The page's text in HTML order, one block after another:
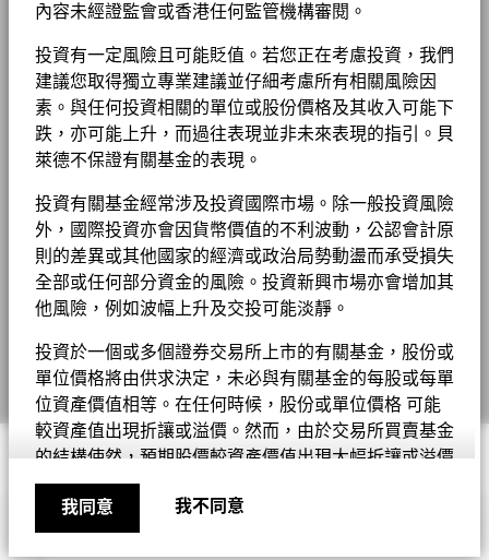
內容未經證監會或香港任何監管機構審閱。
投資有一定風險且可能貶值。若您正在考慮投資，我們
建議您取得獨立專業建議並仔細考慮所有相關風險因
素。與任何投資相關的單位或股份價格及其收入可能下
跌，亦可能上升，而過往表現並非未來表現的指引。貝
萊德不保證有關基金的表現。
投資有關基金經常涉及投資國際市場。除一般投資風險
外，國際投資亦會因貨幣價值的不利波動，公認會計原
則的差異或其他國家的經濟或政治局勢動盪而承受損失
全部或任何部分資金的風險。投資新興市場亦會增加其
他風險，例如波幅上升及交投可能淡靜。
投資於一個或多個證券交易所上市的有關基金，股份或
單位價格將由供求決定，未必與有關基金的每股或每單
位資產價值相等。在任何時候，股份或單位價格 可能
較資產值出現折讓或溢價。然而，由於交易所買賣基金
的結構使然，預期股價較資產價值出現大幅折讓或溢價
不會長期存在。任何預測或例子（包括其中使用的 計
算方法）僅作說明之用，並不保證準確或完整。請注意
股份或單位僅限於註冊為參與證券商之人士或實體進行
我同意 我不同意
年度
回報
(%)
HKD
41.15 11.26 26.68 -24.12
參考
指標
EUR
表現已扣除持續徵收的收費，惟不包括認購和贖回費用。
往績並非未來表現的指引。投資者或未能取回投資的全部本金。
表現按該時期的資產淨值計算，股息再作投資。表現數據已扣除費
用。
有關數據顯示本基金的股份類別在所示時期內的價值的上升或下跌
幅度。表現按相關股份類別的貨幣計算，包括持續徵收的收費及稅
若未有顯示往績，代表該時期並無充份數據以提供表現。
管理費 (部分基金/股份類別包括
最低首次投資額
USD 5000
收入用途
累積
監管制度
UCITS
交易頻率
每日
SEDOL
BYSZ123
有關費用詳情, 請參閱基金章程。
所示日期並可予更改。
投資或會更改
顯示全部
負比重可能是因特定情況（包括基金購入證券的交易和結算日時
差）及／或為增加或減少市場風險及／或風險管理而利用若干金融
工具（包括衍生工具）所致。投資分佈或會更改。 由於四捨五
入，總額可能不等於100%。
除特別註明外，所有資料截至月底。
截至 2026年7月17日
MSCI ESG 品質得分 (0-10)
截至 2026年7月17日
7.81
基金 Lipper 全球分類
截至 2026年7月17日
Equity Europe
MSCI 加權平均碳密度 （噸 每百
萬美元銷售額之二氧化碳等量）
截至 2026年7月17日
MSCI ESG % 涵蓋範圍
截至 2026年7月17日
99.19
百分位數
截至 2026年7月17日
同類基金組別
截至 2026年7月17日
1,316
截至 2026年7月17日
截至 2026年6月30日
MSCI－煙草
截至 2026年6月30日
0.00%
MSCI－聯合國全球契約違反者
截至 2026年6月30日
0.00%
MSCI－動力煤
截至 2026年6月30日
0.00%
MSCI－油砂
截至 2026年6月30日
0.00%
業務參與涵蓋範圍
截至 2026年6月30日
99.61%
未涵蓋的基金百分比
截至 2026年6月30日
0.36%
如上所示，貝萊德 (BlackRock) 在動力煤和油砂的業務參與部位係
根據 MSCI ESG Research 的定義，針對在動力煤或油砂產生 5%
以上收入的公司進行計算及報告。根據 MSCI ESG Research 的定
BGF股息組成資料 (每月)
貝萊德全球基金 - 最新每季派息
貝萊德全球基金 - 最新每月派息
BGF股息組成資料 (每季)
貝萊德全球基金年報及賬目 - 只提供英文版本
貝萊德全球基金中期報告及賬目 - 只提供英文版
本
新聞中心
投資者關係
法律通知
條款及細則
私隱通知
業務連續性
詐騙提示
Manage cookies
© 2026 BlackRock, Inc版權所有
重要資訊